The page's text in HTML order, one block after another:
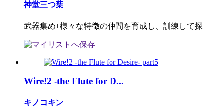
神堂三つ葉
武器集め+様々な特徴の仲間を育成し、訓練して探
Wire!2 -the Flute for D...
キノコキン